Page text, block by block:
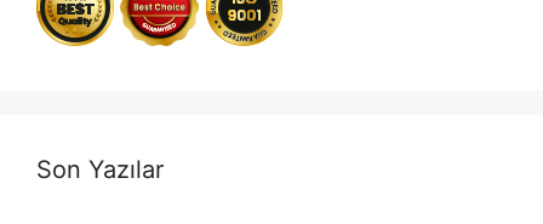
Son Yazılar